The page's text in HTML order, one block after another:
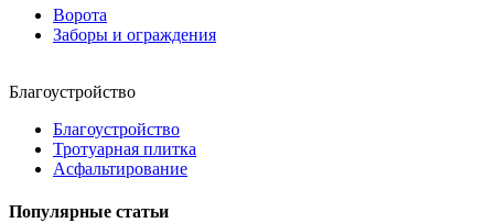
Ворота
Заборы и ограждения
Благоустройство
Благоустройство
Тротуарная плитка
Асфальтирование
Популярные статьи